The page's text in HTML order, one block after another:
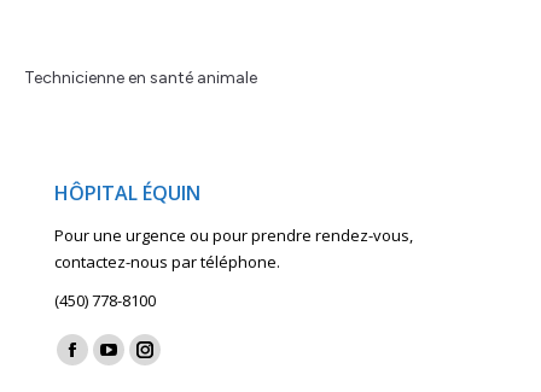
Technicienne en santé animale
HÔPITAL ÉQUIN
Pour une urgence ou pour prendre rendez-vous,
contactez-nous par téléphone.
(450) 778-8100
Find us on:
Facebook
YouTubeInstagram